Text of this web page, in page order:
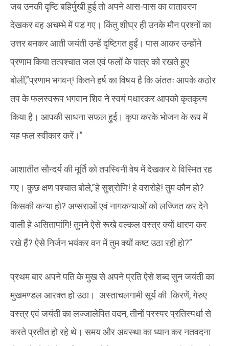
जब उनकी दृष्टि बहिर्मुखी हुई तो अपने आस-पास का वातावरण
देखकर वह अचम्भे में पड़ गए। किंतु शीघ्र ही उनके मौन प्रश्नों का
उत्तर बनकर आती जयंती उन्हें दृष्टिगत हुईं। पास आकर उन्होंने
प्रणाम किया तत्पश्चात जल एवं फलों के पात्र को रखते हुए
बोलीं,”प्रणाम भगवन्! कितने हर्ष का विषय है कि अंततः आपके कठोर
तप के फलस्वरूप भगवान शिव ने स्वयं पधारकर आपको कृतकृत्य
किया है। आपकी साधना सफल हुई। कृपा करके भोजन के रूप में
यह फल स्वीकार करें।”
आशातीत सौन्दर्य की मूर्ति को तपस्विनी वेष में देखकर वे विस्मित रह
गए। कुछ क्षण पश्चात बोले,”हे सुश्रोणि! हे वरारोहे! तुम कौन हो?
किसकी कन्या हो? अप्सराओं एवं नागकन्याओं को लज्जित कर देने
वाली हे असितापांगि! तुमने ऐसे रूखे वल्कल वस्त्र क्यों धारण कर
रखे हैं? ऐसे निर्जन भयंकर वन में तुम क्यों कष्ट उठा रही हो?”
प्रथम बार अपने पति के मुख से अपने प्रति ऐसे शब्द सुन जयंती का
मुखमण्डल आरक्त हो उठा। अस्ताचलगामी सूर्य की किरणें, गेरुए
वस्त्र एवं जयंती का लज्जालेपित वदन, तीनों परस्पर प्रतिस्पर्धा से
करते प्रतीत हो रहे थे। समय और अवस्था का ध्यान कर नतवदना